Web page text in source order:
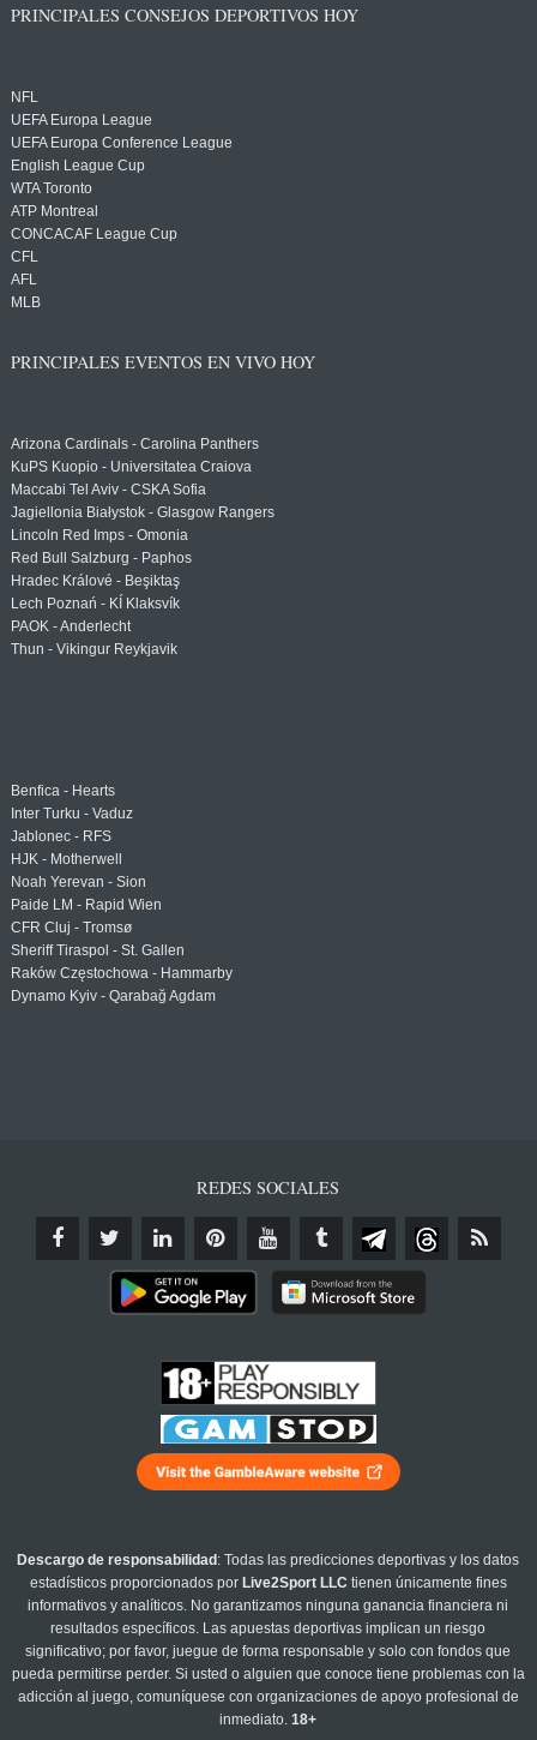
PRINCIPALES CONSEJOS DEPORTIVOS HOY
NFL
UEFA Europa League
UEFA Europa Conference League
English League Cup
WTA Toronto
ATP Montreal
CONCACAF League Cup
CFL
AFL
MLB
PRINCIPALES EVENTOS EN VIVO HOY
Arizona Cardinals - Carolina Panthers
KuPS Kuopio - Universitatea Craiova
Maccabi Tel Aviv - CSKA Sofia
Jagiellonia Białystok - Glasgow Rangers
Lincoln Red Imps - Omonia
Red Bull Salzburg - Paphos
Hradec Králové - Beşiktaş
Lech Poznań - KÍ Klaksvík
PAOK - Anderlecht
Thun - Vikingur Reykjavik
Benfica - Hearts
Inter Turku - Vaduz
Jablonec - RFS
HJK - Motherwell
Noah Yerevan - Sion
Paide LM - Rapid Wien
CFR Cluj - Tromsø
Sheriff Tiraspol - St. Gallen
Raków Częstochowa - Hammarby
Dynamo Kyiv - Qarabağ Agdam
REDES SOCIALES
Descargo de responsabilidad : Todas las predicciones deportivas y los datos
estadísticos proporcionados por Live2Sport LLC tienen únicamente fines
informativos y analíticos. No garantizamos ninguna ganancia financiera ni
resultados específicos. Las apuestas deportivas implican un riesgo
significativo; por favor, juegue de forma responsable y solo con fondos que
pueda permitirse perder. Si usted o alguien que conoce tiene problemas con la
adicción al juego, comuníquese con organizaciones de apoyo profesional de
inmediato.18+